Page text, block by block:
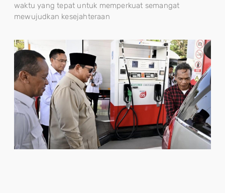
waktu yang tepat untuk memperkuat semangat
mewujudkan kesejahteraan